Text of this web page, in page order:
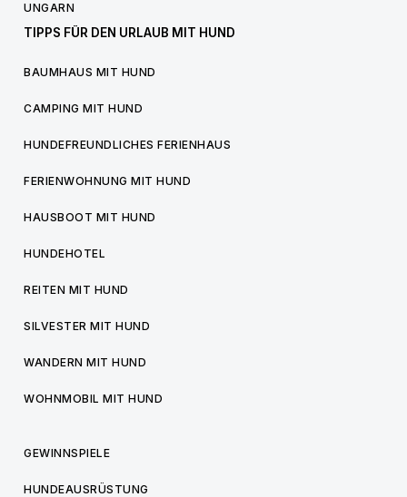
UNGARN
TIPPS FÜR DEN URLAUB MIT HUND
BAUMHAUS MIT HUND
CAMPING MIT HUND
HUNDEFREUNDLICHES FERIENHAUS
FERIENWOHNUNG MIT HUND
HAUSBOOT MIT HUND
HUNDEHOTEL
REITEN MIT HUND
SILVESTER MIT HUND
WANDERN MIT HUND
WOHNMOBIL MIT HUND
GEWINNSPIELE
HUNDEAUSRÜSTUNG